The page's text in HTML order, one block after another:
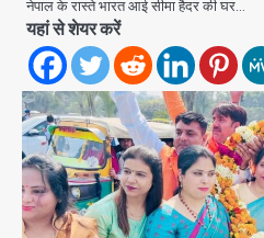
नेपाल के रास्ते भारत आई सीमा हैदर की घर…
यहां से शेयर करें
2
3
युवा इनोवेटरों
पुलिस
Team JHJ
सुदर्शन
Team JHJ